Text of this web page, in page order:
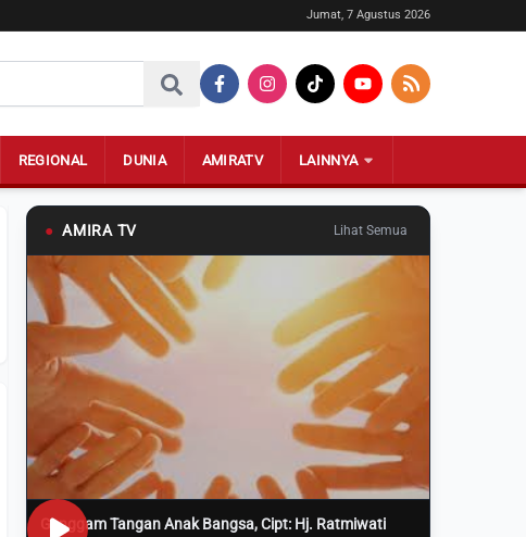
Jumat, 7 Agustus 2026
REGIONAL DUNIA AMIRATV LAINNYA
● AMIRA TV Lihat Semua
Genggam Tangan Anak Bangsa, Cipt: Hj. Ratmiwati